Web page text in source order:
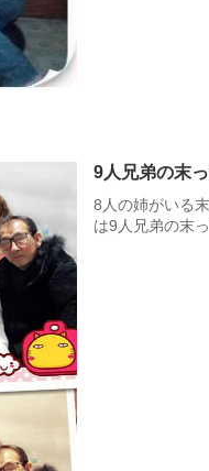
9人兄弟の末
8人の姉がいる
は9人兄弟の末